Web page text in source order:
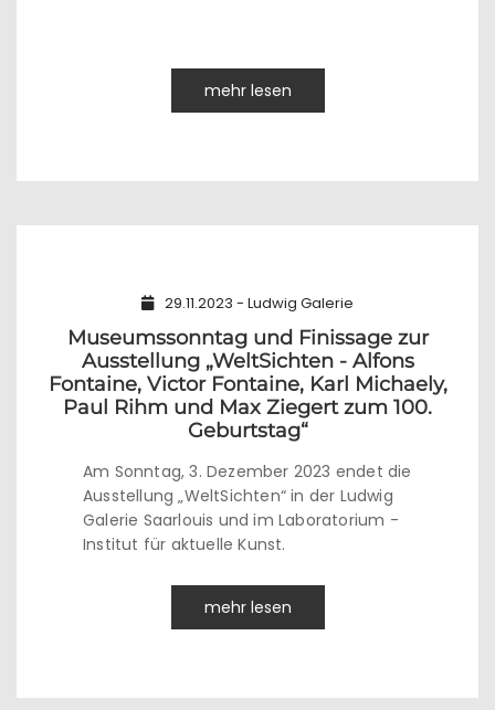
mehr lesen
29.11.2023 - Ludwig Galerie
Museumssonntag und Finissage zur
Ausstellung „WeltSichten - Alfons
Fontaine, Victor Fontaine, Karl Michaely,
Paul Rihm und Max Ziegert zum 100.
Geburtstag“
Am Sonntag, 3. Dezember 2023 endet die
Ausstellung „WeltSichten“ in der Ludwig
Galerie Saarlouis und im Laboratorium -
Institut für aktuelle Kunst.
mehr lesen